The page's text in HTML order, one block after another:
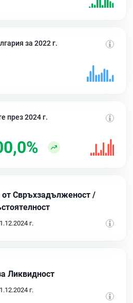
за 2022 г.
през 2024 г.
от Свръхзадълженост /
г.
Ликвидност
г.